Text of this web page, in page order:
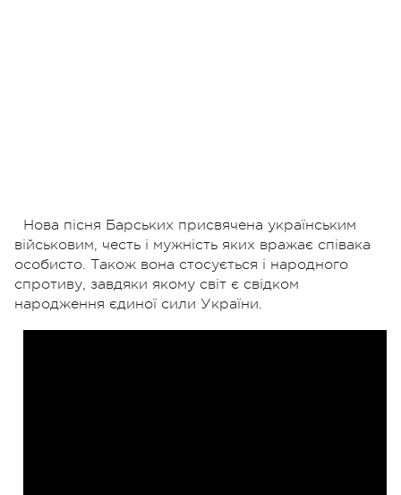
Нова пісня Барських присвячена українським
військовим, честь і мужність яких вражає співака
особисто. Також вона стосується і народного
спротиву, завдяки якому світ є свідком
народження єдиної сили України.